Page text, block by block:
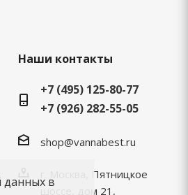
Наши контакты
+7 (495) 125-80-77
+7 (926) 282-55-05
shop@vannabest.ru
г. Москва, Пятницкое
шоссе, дом 21,
данных в